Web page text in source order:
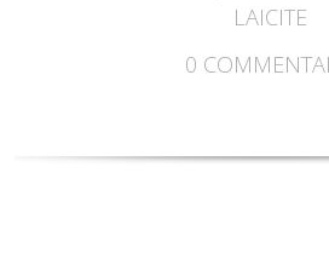
LAICITE
0